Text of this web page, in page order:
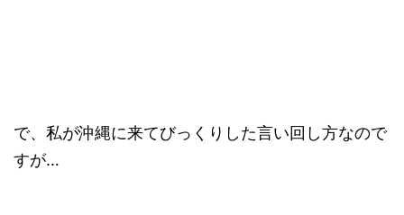
で、私が沖縄に来てびっくりした言い回し方なので
すが…